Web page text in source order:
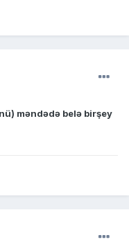
məndədə belə birşey